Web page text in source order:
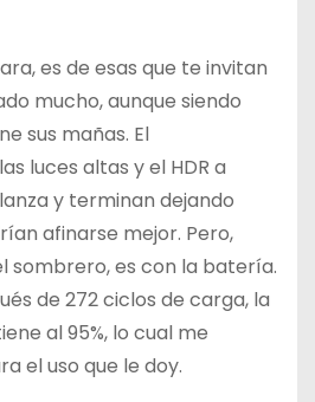
es de esas que te invitan
mucho, aunque siendo
sus mañas. El
luces altas y el HDR a
y terminan dejando
afinarse mejor. Pero,
sombrero, es con la batería.
de 272 ciclos de carga, la
al 95%, lo cual me
el uso que le doy.